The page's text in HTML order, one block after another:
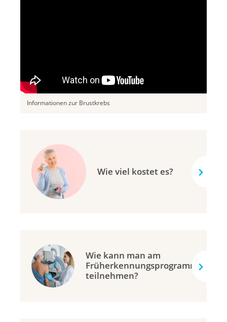
Informationen zur Brustkrebs
Wie viel kostet es?
Wie kann man am
Früherkennungsprogramm
teilnehmen?